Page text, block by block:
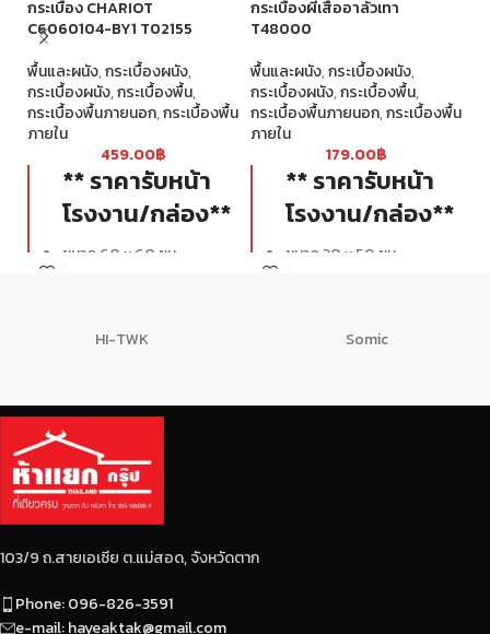
กระเบื้อง CHARIOT
C6060104-BY1 T02155
พื้นและผนัง,กระเบื้องผนัง,
กระเบื้องผนัง,กระเบื้องพื้น,
กระเบื้องพื้นภายนอก,กระเบื้องพื้น
ภายใน
459.00฿
** ราคารับหน้า
โรงงาน/กล่อง**
ขนาด 60 x 60 ซม.
กระเบื้องผีเสื้ออาลัวเทา
T48000
พื้นและผนัง,กระเบื้องผนัง,
กระเบื้องผนัง,กระเบื้องพื้น,
กระเบื้องพื้นภายนอก,กระเบื้องพื้น
ภายใน
179.00฿
** ราคารับหน้า
โรงงาน/กล่อง**
ขนาด 30 x 50 ซม.
HI-TWK Somic
103/9 ถ.สายเอเซีย ต.แม่สอด, จังหวัดตาก
Phone: 096-826-3591
e-mail: hayeaktak@gmail.com